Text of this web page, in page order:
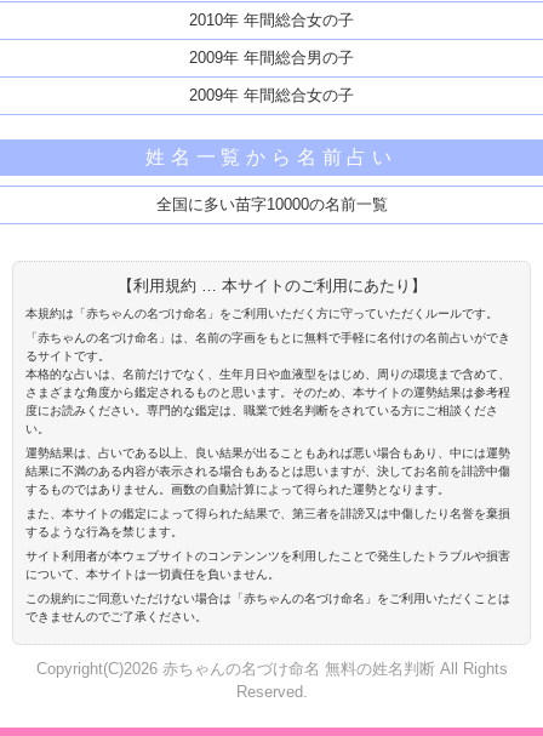
2010年 年間総合女の子
2009年 年間総合男の子
2009年 年間総合女の子
姓名一覧から名前占い
全国に多い苗字10000の名前一覧
【利用規約 … 本サイトのご利用にあたり】
本規約は「赤ちゃんの名づけ命名」をご利用いただく方に守っていただくルールです。
「赤ちゃんの名づけ命名」は、名前の字画をもとに無料で手軽に名付けの名前占いができ
るサイトです。
本格的な占いは、名前だけでなく、生年月日や血液型をはじめ、周りの環境まで含めて、
さまざまな角度から鑑定されるものと思います。そのため、本サイトの運勢結果は参考程
度にお読みください。専門的な鑑定は、職業で姓名判断をされている方にご相談くださ
い。
運勢結果は、占いである以上、良い結果が出ることもあれば悪い場合もあり、中には運勢
結果に不満のある内容が表示される場合もあるとは思いますが、決してお名前を誹謗中傷
するものではありません。画数の自動計算によって得られた運勢となります。
また、本サイトの鑑定によって得られた結果で、第三者を誹謗又は中傷したり名誉を棄損
するような行為を禁じます。
サイト利用者が本ウェブサイトのコンテンンツを利用したことで発生したトラブルや損害
について、本サイトは一切責任を負いません。
この規約にご同意いただけない場合は「赤ちゃんの名づけ命名」をご利用いただくことは
できませんのでご了承ください。
Copyright(C)2026 赤ちゃんの名づけ命名 無料の姓名判断 All Rights
Reserved.